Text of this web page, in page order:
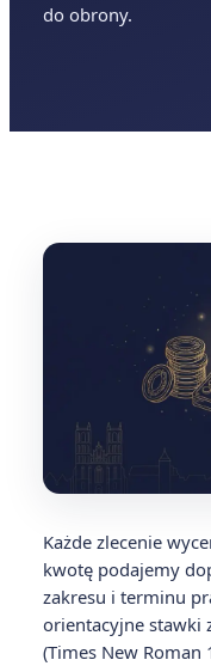
do obrony.
Każde zlecenie
kwotę podajemy
zakresu i terminu
orientacyjne stawki
(Times New Roman